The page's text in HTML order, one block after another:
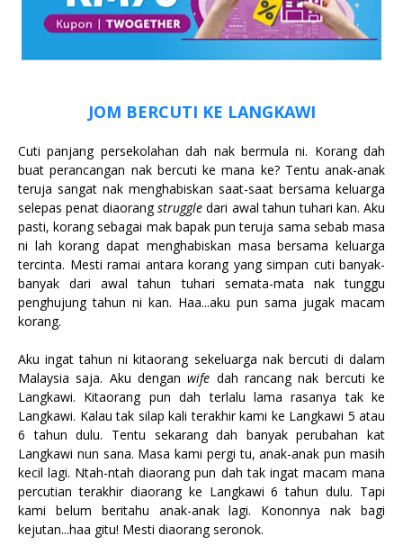
JOM BERCUTI KE LANGKAWI
Cuti panjang persekolahan dah nak bermula ni. Korang dah
buat perancangan nak bercuti ke mana ke? Tentu anak-anak
teruja sangat nak menghabiskan saat-saat bersama keluarga
selepas penat diaorangstruggle dari awal tahun tuhari kan. Aku
pasti, korang sebagai mak bapak pun teruja sama sebab masa
ni lah korang dapat menghabiskan masa bersama keluarga
tercinta. Mesti ramai antara korang yang simpan cuti banyak-
banyak dari awal tahun tuhari semata-mata nak tunggu
penghujung tahun ni kan. Haa...aku pun sama jugak macam
korang.
Aku ingat tahun ni kitaorang sekeluarga nak bercuti di dalam
Malaysia saja. Aku denganwife dah rancang nak bercuti ke
Langkawi. Kitaorang pun dah terlalu lama rasanya tak ke
Langkawi. Kalau tak silap kali terakhir kami ke Langkawi 5 atau
6 tahun dulu. Tentu sekarang dah banyak perubahan kat
Langkawi nun sana. Masa kami pergi tu, anak-anak pun masih
kecil lagi. Ntah-ntah diaorang pun dah tak ingat macam mana
percutian terakhir diaorang ke Langkawi 6 tahun dulu. Tapi
kami belum beritahu anak-anak lagi. Kononnya nak bagi
kejutan...haa gitu! Mesti diaorang seronok.